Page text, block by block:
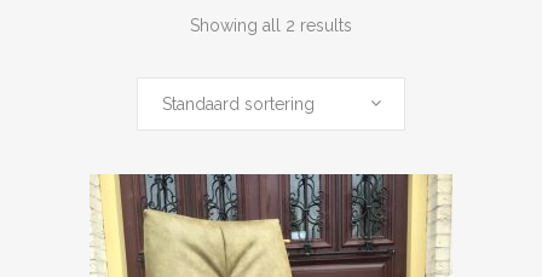
Showing all 2 results
Standaard sortering